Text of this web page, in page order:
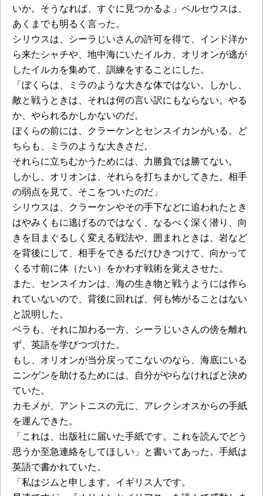
いか。そうなれば、すぐに見つかるよ」ペルセウスは、
あくまでも明るく言った。
シリウスは、シーラじいさんの許可を得て、インド洋か
ら来たシャチや、地中海にいたイルカ、オリオンが逃が
したイルカを集めて、訓練をすることにした。
「ぼくらは、ミラのような大きな体ではない。しかし、
敵と戦うときは、それは何の言い訳にもならない。やる
か、やられるかしかないのだ。
ぼくらの前には、クラーケンとセンスイカンがいる。ど
ちらも、ミラのような大きさだ。
それらに立ちむかうためには、力勝負では勝てない。
しかし、オリオンは、それらを打ちまかしてきた。相手
の弱点を見て、そこをついたのだ」
シリウスは、クラーケンやその手下などに追われたとき
はやみくもに逃げるのではなく、なるべく深く潜り、向
きを目まぐるしく変える戦法や、囲まれときは、岩など
を背後にして、相手をできるだけひきつけて、向かって
くる寸前に体（たい）をかわす戦術を覚えさせた。
また、センスイカンは、海の生き物と戦うようには作ら
れていないので、背後に回れば、何も怖がることはない
と説明した。
ベラも、それに加わる一方、シーラじいさんの傍を離れ
ず、英語を学びつづけた。
もし、オリオンが当分戻ってこないのなら、海底にいる
ニンゲンを助けるためには、自分がやらなければと決め
ていた。
カモメが、アントニスの元に、アレクシオスからの手紙
を運んできた。
「これは、出版社に届いた手紙です。これを読んでどう
思うか至急連絡をしてほしい」と書いてあった。手紙は
英語で書かれていた。
「私はジムと申します。イギリス人です。